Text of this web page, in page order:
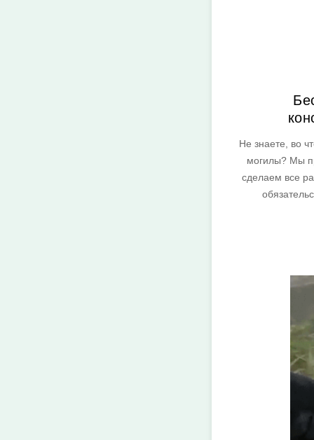
Не знаете, во
могилы? Мы
сделаем все